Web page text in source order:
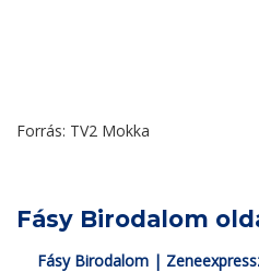
Forrás: TV2 Mokka
Fásy Birodalom
Fásy Birodalom |